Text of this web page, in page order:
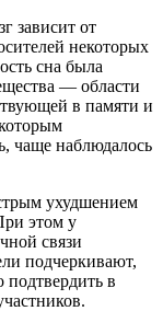
зависит от
некоторых
сна была
— области
в памяти и
чаще наблюдалось
ухудшением
этом у
связи
подчеркивают,
в